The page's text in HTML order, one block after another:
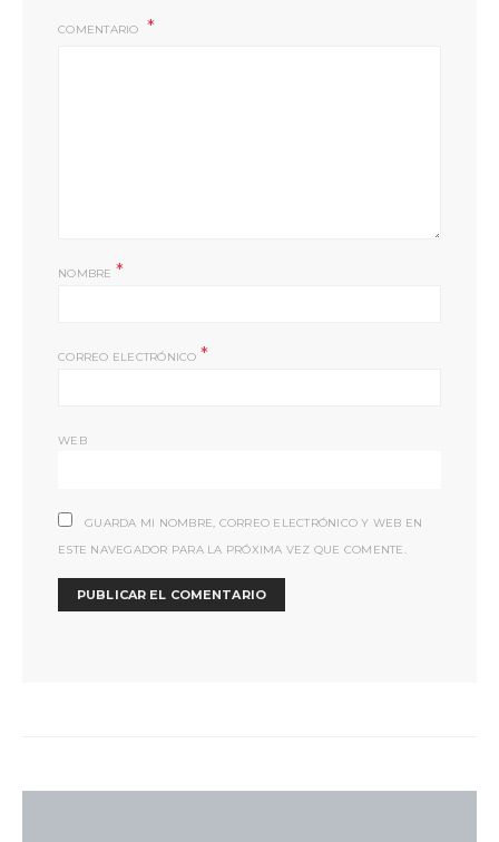
COMENTARIO
NOMBRE *
CORREO ELECTRÓNICO *
WEB
GUARDA MI NOMBRE, CORREO ELECTRÓNICO Y WEB EN
ESTE NAVEGADOR PARA LA PRÓXIMA VEZ QUE COMENTE.